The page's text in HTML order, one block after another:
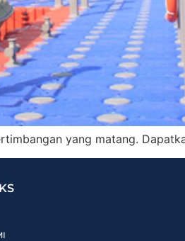
yang matang.